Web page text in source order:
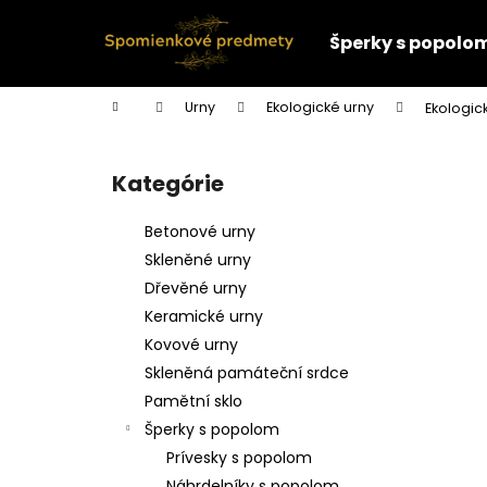
Šperky s
Domov Urny Ekologické urny
Preskočiť
kategórie
Kategórie
Betonové urny
Skleněné urny
Dřevěné urny
Keramické urny
Kovové urny
Skleněná památeční srdce
Pamětní sklo
Šperky s popolom
Prívesky s popolom
í
Späť
do
Späť
do